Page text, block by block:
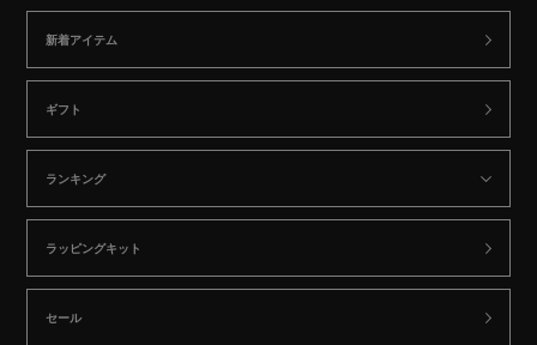
新着アイテム
ギフト
ランキング
ラッピングキット
セール